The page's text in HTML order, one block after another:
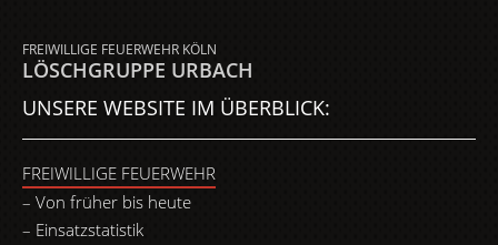
FREIWILLIGE FEUERWEHR KÖLN
LÖSCHGRUPPE URBACH
UNSERE WEBSITE IM ÜBERBLICK:
FREIWILLIGE FEUERWEHR
Von früher bis heute
Einsatzstatistik